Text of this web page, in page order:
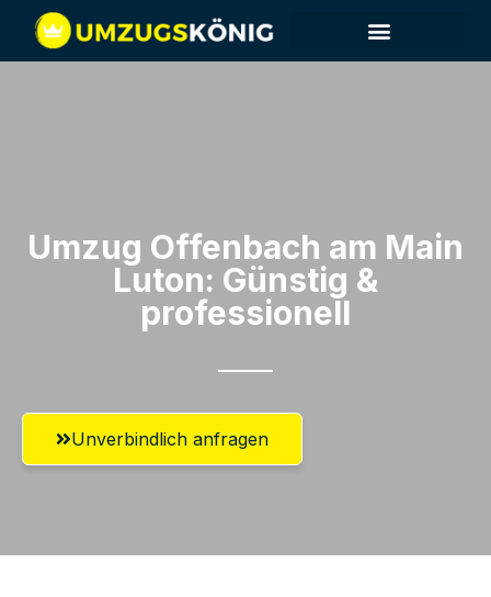
Umzug Offenbach am Main​
Luton: Günstig &
professionell​
Unverbindlich anfragen